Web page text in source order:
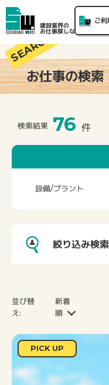
お仕事の検索
検索結果 76 件
設備/プラント
並び替
え:
新着
順
PICK UP
絞り込み検索
建設業界の
お仕事探しなら
ご利